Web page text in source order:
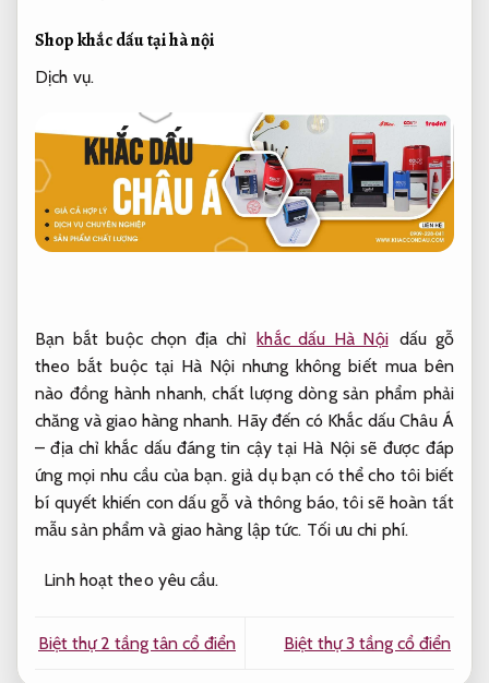
Shop khắc dấu tại hà nội
Dịch vụ.
Bạn bắt buộc chọn địa chỉ khắc dấu Hà Nội dấu gỗ
theo bắt buộc tại Hà Nội nhưng không biết mua bên
nào đồng hành nhanh, chất lượng dòng sản phẩm phải
chăng và giao hàng nhanh. Hãy đến có Khắc dấu Châu Á
– địa chỉ khắc dấu đáng tin cậy tại Hà Nội sẽ được đáp
ứng mọi nhu cầu của bạn. giả dụ bạn có thể cho tôi biết
bí quyết khiến con dấu gỗ và thông báo, tôi sẽ hoàn tất
mẫu sản phẩm và giao hàng lập tức. Tối ưu chi phí.
Linh hoạt theo yêu cầu.
Biệt thự 2 tầng tân cổ điển Biệt thự 3 tầng cổ điển